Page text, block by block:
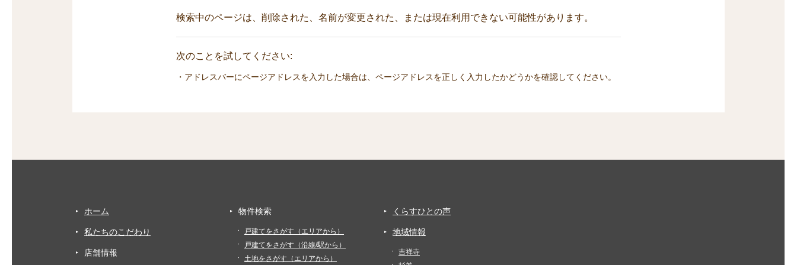
検索中のページは、削除された、名前が変更された、または現在利用できない可能性があります。
次のことを試してください:
・アドレスバーにページアドレスを入力した場合は、ページアドレスを正しく入力したかどうかを確認してください。
ホーム
私たちのこだわり
店舗情報
物件検索
戸建てをさがす（エリアから）
戸建てをさがす（沿線/駅から）
土地をさがす（エリアから）
くらすひとの声
地域情報
吉祥寺